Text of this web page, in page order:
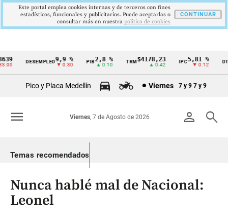
Cintillo
Colombia
DESEMPLEO 9,9 %
▼ 0.30
PIB2,8 %
▲ 0.10
TRM$4178,23
▲ 0.42
5,81 %
▼ 0.12
DTF
Pico y Placa Medellín Viernes 7 y 9 7 y 9
person search
Viernes, 7 de Agosto de 2026
menu
Temas recomendados
Nunca hablé mal de Nacional:
Leonel
Este portal emplea cookies internas y de terceros con fines
estadísticos, funcionales y publicitarios. Puede aceptarlas o
consultar más en nuestra politica de cookies
CONTINUAR